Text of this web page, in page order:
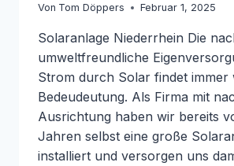
Von Tom Döppers Februar 1, 2025
Solaranlage Niederrhein Die
umweltfreundliche
Strom durch Solar findet immer
Bedeudeutung. Als Firma mit
Ausrichtung haben wir bereits
Jahren selbst eine große
installiert und versorgen uns